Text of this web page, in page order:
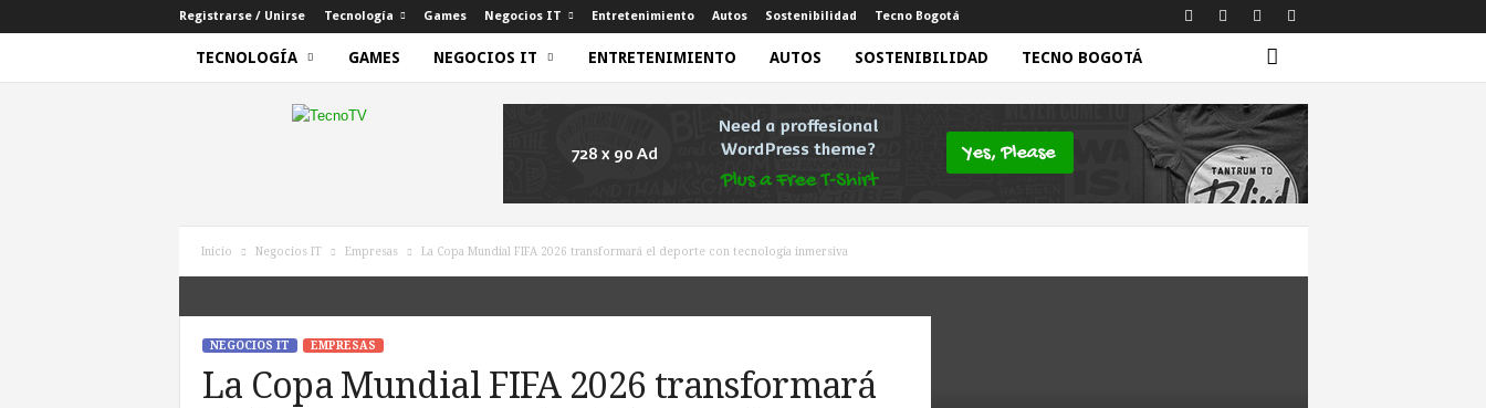
Registrarse / Unirse Tecnología Games Negocios IT Entretenimiento Autos Sostenibilidad Tecno Bogotá
TECNOLOGÍA GAMES NEGOCIOS IT ENTRETENIMIENTO AUTOS SOSTENIBILIDAD TECNO BOGOTÁ
Inicio Negocios IT Empresas La Copa Mundial FIFA 2026 transformará el deporte con tecnología inmersiva
NEGOCIOS IT EMPRESAS
La Copa Mundial FIFA 2026 transformará